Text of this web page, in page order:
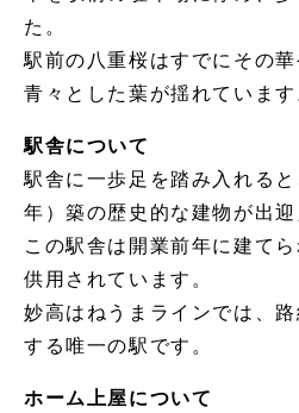
た。
駅前の八重桜はすでにその華
青々とした葉が揺れています
駅舎について
駅舎に一歩足を踏み入れる
年）築の歴史的な建物が出迎
この駅舎は開業前年に建て
供用されています。
妙高はねうまラインでは、
する唯一の駅です。
ホーム上屋について